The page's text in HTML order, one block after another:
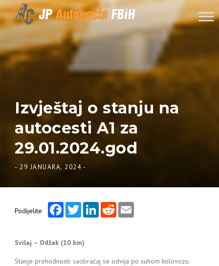
Skip to content
Izvještaj o stanju na
autocesti A1 za
29.01.2024.god
- 29 JANUARA, 2024 -
Podijelite
FacebookTwitterLinkedInReddit
Svilaj – Odžak (10 km)
Stanje prohodnosti: saobraćaj se odvija po suhom kolovozu.